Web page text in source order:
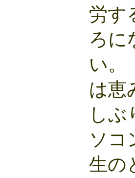
労す
ろに
い。
は恵
し
ソコ
生の